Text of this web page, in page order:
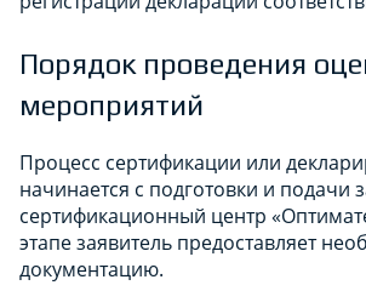
Порядок проведения
мероприятий
Процесс сертификации или
начинается с подготовки и подачи
сертификационный центр
этапе заявитель предоставляет
документацию.